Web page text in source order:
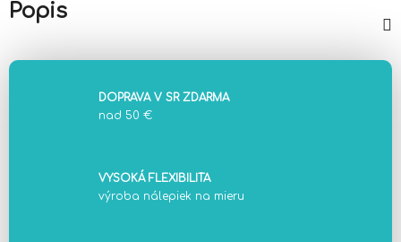
Popis
DOPRAVA V SR ZDARMA
nad 50 €
VYSOKÁ FLEXIBILITA
výroba nálepiek na mieru